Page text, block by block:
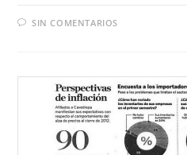
SIN COMENTARIOS